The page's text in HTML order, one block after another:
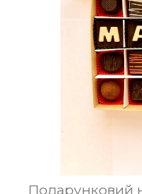
Подарунковий